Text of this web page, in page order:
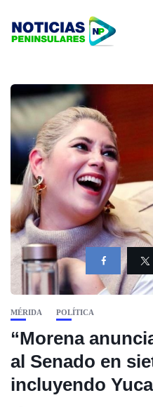
MÉRIDA POLÍTICA
“Morena
al Senado en
incluyendo